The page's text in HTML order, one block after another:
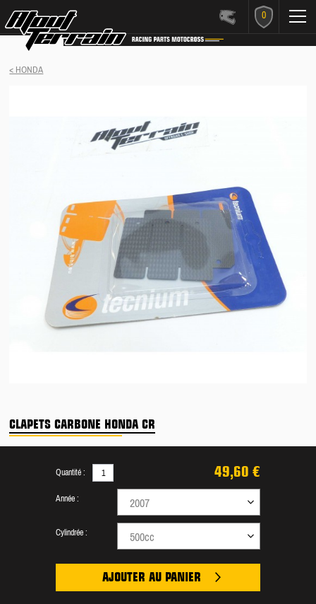
0
< HONDA
CLAPETS CARBONE HONDA CR
49,60 €
Quantité :
Année : 2007
Cylindrée : 500cc
AJOUTER AU PANIER